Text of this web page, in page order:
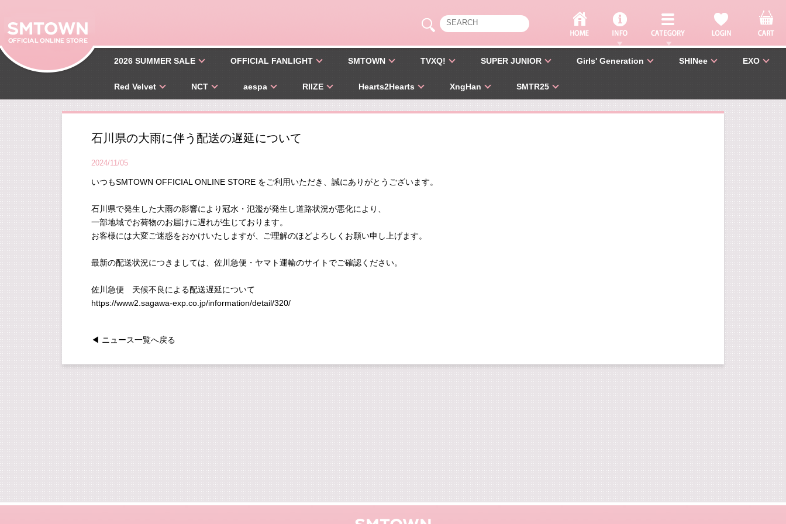
2026 SUMMER SALE OFFICIAL FANLIGHT SMTOWN TVXQ! SUPER JUNIOR Girls' Generation SHINee EXO
Red Velvet NCT aespa RIIZE Hearts2Hearts XngHan SMTR25
石川県の大雨に伴う配送の遅延について
2024/11/05
いつもSMTOWN OFFICIAL ONLINE STORE をご利用いただき、誠にありがとうございます。
石川県で発生した大雨の影響により冠水・氾濫が発生し道路状況が悪化により、
一部地域でお荷物のお届けに遅れが生じております。
お客様には大変ご迷惑をおかけいたしますが、ご理解のほどよろしくお願い申し上げます。
最新の配送状況につきましては、佐川急便・ヤマト運輸のサイトでご確認ください。
佐川急便 天候不良による配送遅延について
https://www2.sagawa-exp.co.jp/information/detail/320/
◀ ニュース一覧へ戻る